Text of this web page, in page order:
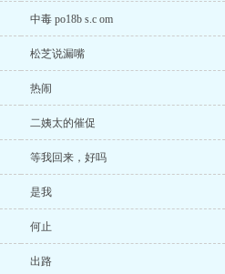
中毒 po18b s.c om
松芝说漏嘴
热闹
二姨太的催促
等我回来，好吗
是我
何止
出路